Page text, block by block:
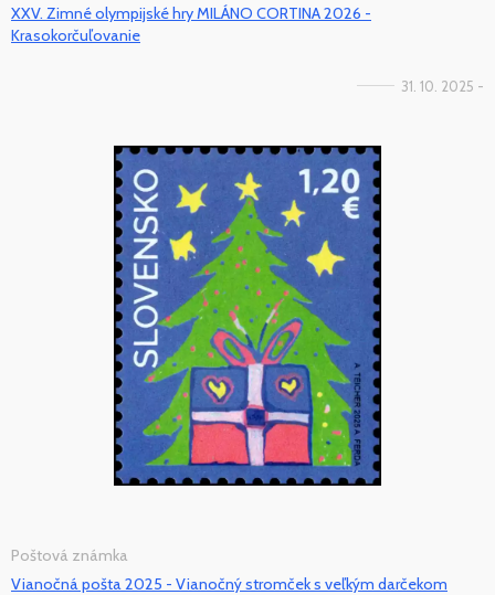
XXV. Zimné olympijské hry MILÁNO CORTINA 2026 -
Krasokorčuľovanie
31. 10. 2025 -
Poštová známka
Vianočná pošta 2025 - Vianočný stromček s veľkým darčekom